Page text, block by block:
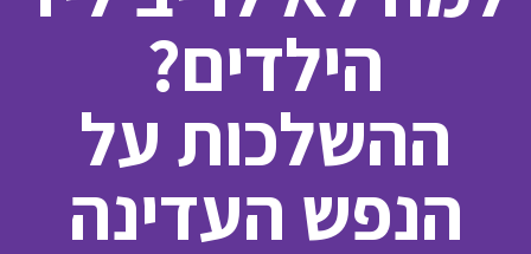
הילדים?
ההשלכות על
הנפש העדינה